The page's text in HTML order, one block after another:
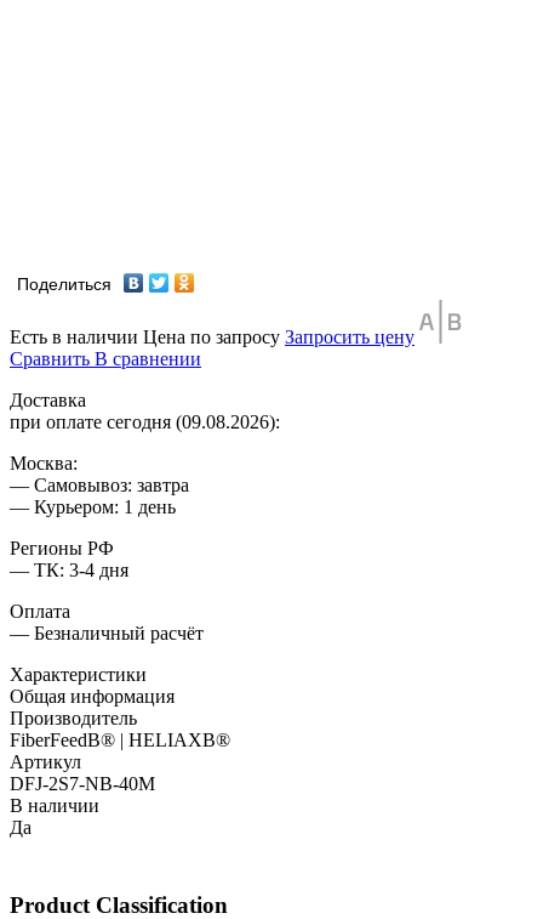
Поделиться
Есть в наличии Цена по запросу Запросить цену
Сравнить В сравнении
Доставка
при оплате сегодня (09.08.2026):
Москва:
— Самовывоз: завтра
— Курьером: 1 день
Регионы РФ
— ТК: 3-4 дня
Оплата
— Безналичный расчёт
Характеристики
Общая информация
Производитель
FiberFeedВ® | HELIAXВ®
Артикул
DFJ-2S7-NB-40M
В наличии
Да
Product Classification